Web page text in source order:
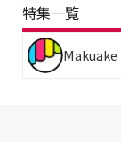
特集一覧
Makuake